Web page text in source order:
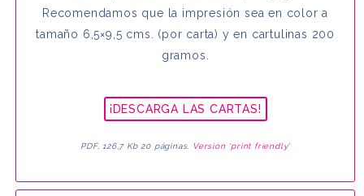
Recomendamos que la impresión sea en color a
tamaño 6,5×9,5 cms. (por carta) y en cartulinas 200
gramos.
¡DESCARGA LAS CARTAS!
PDF, 126,7 Kb 20 páginas. Versión ‘print friendly’